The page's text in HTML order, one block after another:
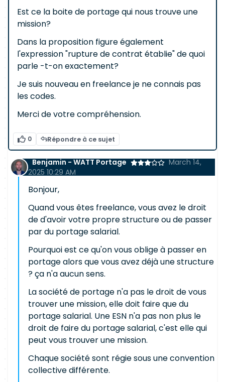
Est ce la boite de portage qui nous trouve une
mission?
Dans la proposition figure également
l'expression "rupture de contrat établie" de quoi
parle -t-on exactement?
Je suis nouveau en freelance je ne connais pas
les codes.
Merci de votre compréhension.
0 Répondre à ce sujet
Benjamin - WATT Portage
March 14,
2025 10:29 AM
Bonjour,
Quand vous êtes freelance, vous avez le droit
de d'avoir votre propre structure ou de passer
par du portage salarial.
Pourquoi est ce qu'on vous oblige à passer en
portage alors que vous avez déjà une structure
? ça n'a aucun sens.
La société de portage n'a pas le droit de vous
trouver une mission, elle doit faire que du
portage salarial. Une ESN n'a pas non plus le
droit de faire du portage salarial, c'est elle qui
peut vous trouver une mission.
Chaque société sont régie sous une convention
collective différente.